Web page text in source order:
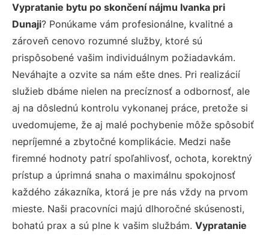
Vypratanie bytu po skončení nájmu Ivanka pri
Dunaji? Ponúkame vám profesionálne, kvalitné a
zároveň cenovo rozumné služby, ktoré sú
prispôsobené vašim individuálnym požiadavkám.
Neváhajte a ozvite sa nám ešte dnes. Pri realizácií
služieb dbáme nielen na precíznosť a odbornosť, ale
aj na dôslednú kontrolu vykonanej práce, pretože si
uvedomujeme, že aj malé pochybenie môže spôsobiť
nepríjemné a zbytočné komplikácie. Medzi naše
firemné hodnoty patrí spoľahlivosť, ochota, korektný
prístup a úprimná snaha o maximálnu spokojnosť
každého zákazníka, ktorá je pre nás vždy na prvom
mieste. Naši pracovníci majú dlhoročné skúsenosti,
bohatú prax a sú plne k vašim službám. Vypratanie